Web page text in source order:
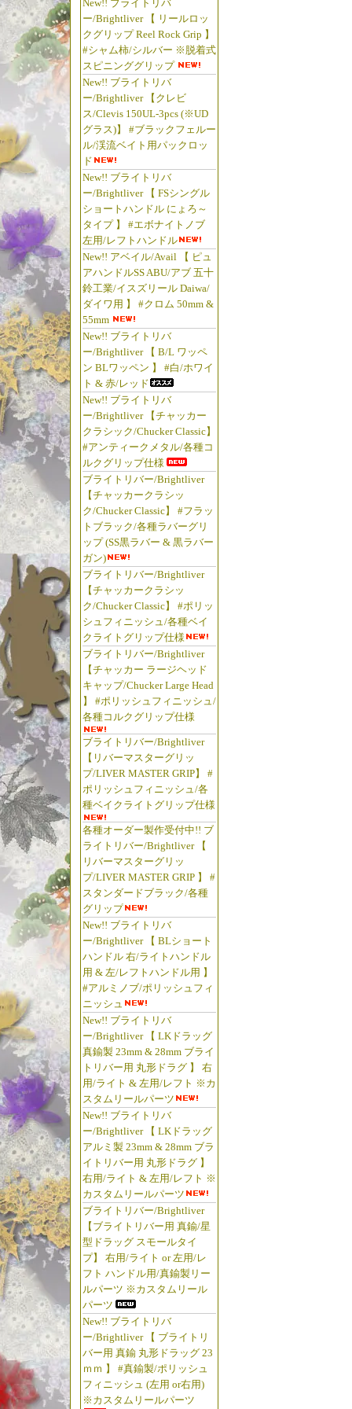
New!! ブライトリバ
ー/Brightliver 【 リールロッ
クグリップ Reel Rock Grip 】
#シャム柿/シルバー ※脱着式
スピニンググリップ
New!! ブライトリバ
ー/Brightliver 【クレビ
ス/Clevis 150UL-3pcs (※UD
グラス)】 #ブラックフェルー
ル/渓流ベイト用パックロッ
ド
New!! ブライトリバ
ー/Brightliver 【 FSシングル
ショートハンドル にょろ～
タイプ 】 #エボナイトノブ
左用/レフトハンドル
New!! アベイル/Avail 【 ピュ
アハンドルSS ABU/アブ 五十
鈴工業/イスズリール Daiwa/
ダイワ用 】 #クロム 50mm &
55mm
New!! ブライトリバ
ー/Brightliver 【 B/L ワッペ
ン BLワッペン 】 #白/ホワイ
ト & 赤/レッド
New!! ブライトリバ
ー/Brightliver 【チャッカー
クラシック/Chucker Classic】
#アンティークメタル/各種コ
ルクグリップ仕様
ブライトリバー/Brightliver
【チャッカークラシッ
ク/Chucker Classic】 #フラッ
トブラック/各種ラバーグリ
ップ (SS黒ラバー & 黒ラバー
ガン)
ブライトリバー/Brightliver
【チャッカークラシッ
ク/Chucker Classic】 #ポリッ
シュフィニッシュ/各種ベイ
クライトグリップ仕様
ブライトリバー/Brightliver
【チャッカー ラージヘッド
キャップ/Chucker Large Head
】 #ポリッシュフィニッシュ/
各種コルクグリップ仕様
ブライトリバー/Brightliver
【リバーマスターグリッ
プ/LIVER MASTER GRIP】 #
ポリッシュフィニッシュ/各
種ベイクライトグリップ仕様
各種オーダー製作受付中!! ブ
ライトリバー/Brightliver 【
リバーマスターグリッ
プ/LIVER MASTER GRIP 】 #
スタンダードブラック/各種
グリップ
New!! ブライトリバ
ー/Brightliver 【 BLショート
ハンドル 右/ライトハンドル
用 & 左/レフトハンドル用 】
#アルミノブ/ポリッシュフィ
ニッシュ
New!! ブライトリバ
ー/Brightliver 【 LKドラッグ
真鍮製 23mm & 28mm ブライ
トリバー用 丸形ドラグ 】 右
用/ライト & 左用/レフト ※カ
スタムリールパーツ
New!! ブライトリバ
ー/Brightliver 【 LKドラッグ
アルミ製 23mm & 28mm ブラ
イトリバー用 丸形ドラグ 】
右用/ライト & 左用/レフト ※
カスタムリールパーツ
ブライトリバー/Brightliver
【ブライトリバー用 真鍮/星
型ドラッグ スモールタイ
プ】 右用/ライト or 左用/レ
フト ハンドル用/真鍮製リー
ルパーツ ※カスタムリール
パーツ
New!! ブライトリバ
ー/Brightliver 【 ブライトリ
バー用 真鍮 丸形ドラッグ 23
ｍｍ 】 #真鍮製/ポリッシュ
フィニッシュ (左用 or右用)
※カスタムリールパーツ